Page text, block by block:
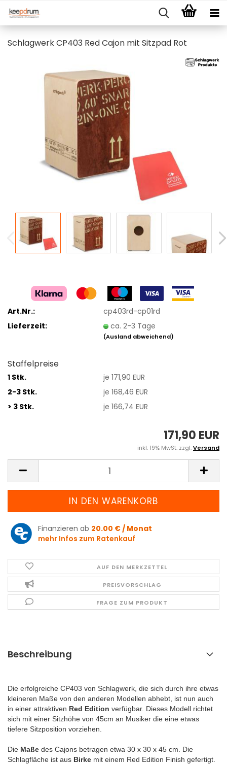
Schlagwerk CP403 Red Cajon mit Sitzpad Rot
Art.Nr.:
cp403rd-cp01rd
Lieferzeit:
ca. 2-3 Tage
(Ausland abweichend)
Staffelpreise
1 Stk.
je 171,90 EUR
2-3 Stk.
je 168,46 EUR
> 3 Stk.
je 166,74 EUR
171,90 EUR
inkl. 19% MwSt. zzgl.Versand
Finanzieren ab 20.00 € / Monat
mehr Infos zum Ratenkauf
AUF DEN MERKZETTEL
PREISVORSCHLAG
FRAGE ZUM PRODUKT
Beschreibung
Die erfolgreiche CP403 von Schlagwerk, die sich durch ihre etwas
kleineren Maße von den anderen Modellen abhebt, ist nun auch
in einer attraktiven Red Edition verfügbar. Dieses Modell richtet
sich mit einer Sitzhöhe von 45cm an Musiker die eine etwas
tiefere Sitzposition vorziehen.
Die Maße des Cajons betragen etwa 30 x 30 x 45 cm. Die
Schlagfläche ist aus Birke mit einem Red Edition Finish gefertigt.